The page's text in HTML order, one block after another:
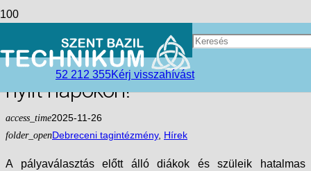
52 212 355Kérj visszahívást
Két alkalommal is megtelt a
Postakert utcai telephely az idei
nyílt napokon!
access_time2025-11-26
folder_openDebreceni tagintézmény, Hírek
A pályaválasztás előtt álló diákok és szüleik hatalmas